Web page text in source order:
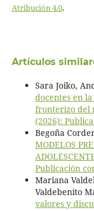
Atribución 4.0.
Artículos
Sara Joiko,
docentes en
fronterizo del
(2026):
Begoña
MODELOS
Publicación
Mariana
Valdebenito
valores y